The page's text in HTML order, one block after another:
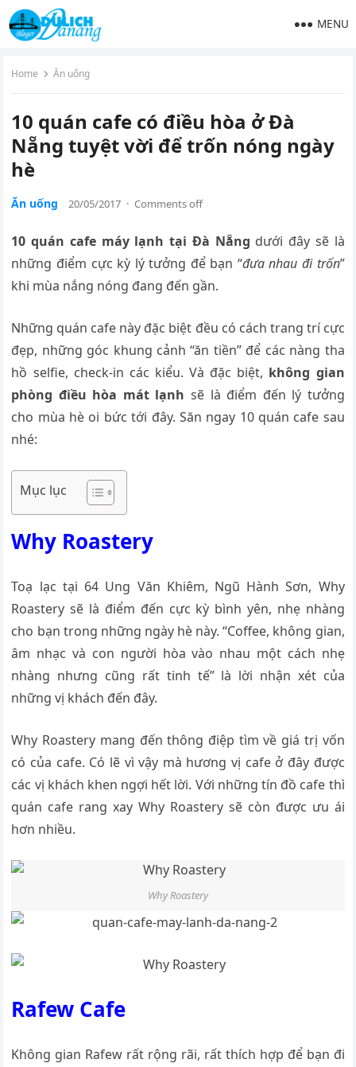
MENU
Home Ăn uống
10 quán cafe có điều hòa ở Đà
Nẵng tuyệt vời để trốn nóng ngày
hè
Ăn uống 20/05/2017 · Comments off
10 quán cafe máy lạnh tại Đà Nẵng dưới đây sẽ là
những điểm cực kỳ lý tưởng để bạn “đưa nhau đi trốn”
khi mùa nắng nóng đang đến gần.
Những quán cafe này đặc biệt đều có cách trang trí cực
đẹp, những góc khung cảnh “ăn tiền” để các nàng tha
hồ selfie, check-in các kiểu. Và đặc biệt, không gian
phòng điều hòa mát lạnh sẽ là điểm đến lý tưởng
cho mùa hè oi bức tới đây. Săn ngay 10 quán cafe sau
nhé:
Mục lục
Why Roastery
Toạ lạc tại 64 Ung Văn Khiêm, Ngũ Hành Sơn, Why
Roastery sẽ là điểm đến cực kỳ bình yên, nhẹ nhàng
cho bạn trong những ngày hè này. “Coffee, không gian,
âm nhạc và con người hòa vào nhau một cách nhẹ
nhàng nhưng cũng rất tinh tế” là lời nhận xét của
những vị khách đến đây.
Why Roastery mang đến thông điệp tìm về giá trị vốn
có của cafe. Có lẽ vì vậy mà hương vị cafe ở đây được
các vị khách khen ngợi hết lời. Với những tín đồ cafe thì
quán cafe rang xay Why Roastery sẽ còn được ưu ái
hơn nhiều.
Why Roastery
Rafew Cafe
Không gian Rafew rất rộng rãi, rất thích hợp để bạn đi